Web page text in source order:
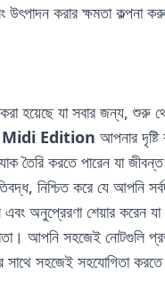
উৎপাদন করার ক্ষমতা কল্পনা
করা হয়েছে যা সবার জন্য,
Edition আপনার
তৈরি করতে পারেন যা
নিশ্চিত করে যে আপনি
অনুপ্রেরণা শেয়ার করেন
আপনি সহজেই নোটগুলি
সহজেই সহযোগিতা